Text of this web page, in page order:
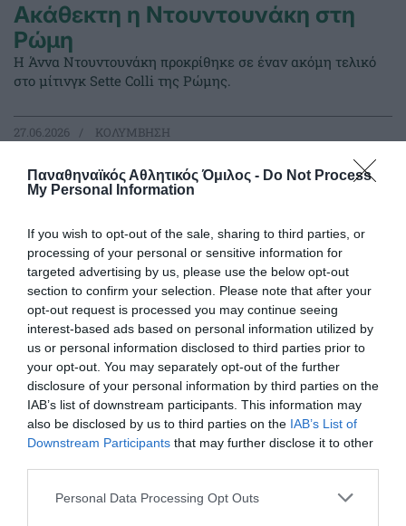
Παναθηναϊκός Αθλητικός Όμιλος - Do Not Process
My Personal Information
If you wish to opt-out of the sale, sharing to third parties, or
processing of your personal or sensitive information for
targeted advertising by us, please use the below opt-out
section to confirm your selection. Please note that after your
opt-out request is processed you may continue seeing
interest-based ads based on personal information utilized by
us or personal information disclosed to third parties prior to
your opt-out. You may separately opt-out of the further
disclosure of your personal information by third parties on the
IAB’s list of downstream participants. This information may
also be disclosed by us to third parties on the IAB’s List of
Downstream Participants that may further disclose it to other
Please note that this website/app uses one or more Google
Personal Data Processing Opt Outs
Ακάθεκτη η Ντουντουνάκη στη
Ρώμη
Η Άννα Ντουντουνάκη προκρίθηκε σε έναν ακόμη τελικό
στο μίτινγκ Sette Colli της Ρώμης.
27.06.2026 ΚΟΛΥΜΒΗΣΗ
Ανταγωνιστική Ντουντουνάκη
στη Ρώμη